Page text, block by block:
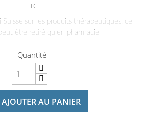
TTC
sur les produits thérapeutiques, ce
être retiré qu'en pharmacie
Quantité
AJOUTER AU PANIER